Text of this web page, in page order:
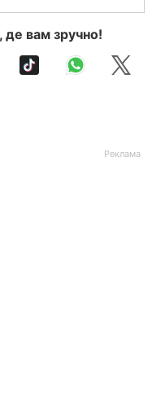
де вам зручно!